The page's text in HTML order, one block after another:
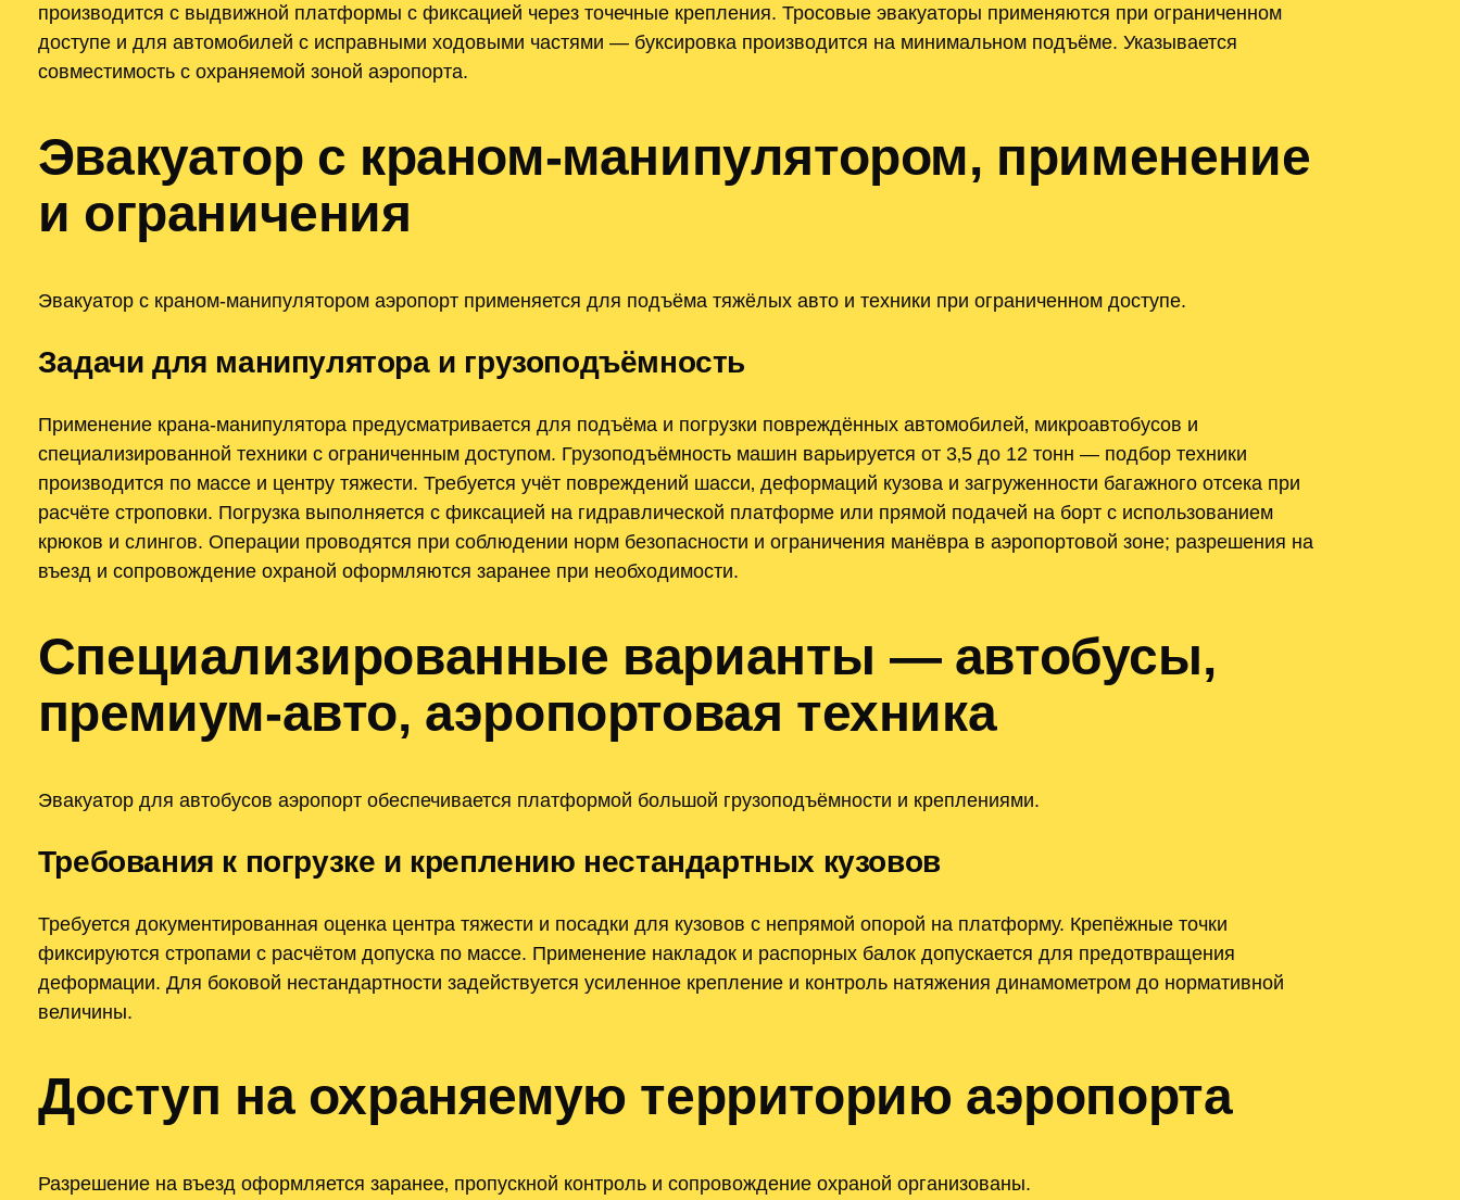
производится с выдвижной платформы с фиксацией через точечные крепления. Тросовые эвакуаторы применяются при ограниченном
доступе и для автомобилей с исправными ходовыми частями — буксировка производится на минимальном подъёме. Указывается
совместимость с охраняемой зоной аэропорта.
Эвакуатор с краном-манипулятором, применение
и ограничения
Эвакуатор с краном-манипулятором аэропорт применяется для подъёма тяжёлых авто и техники при ограниченном доступе.
Задачи для манипулятора и грузоподъёмность
Применение крана-манипулятора предусматривается для подъёма и погрузки повреждённых автомобилей‚ микроавтобусов и
специализированной техники с ограниченным доступом. Грузоподъёмность машин варьируется от 3‚5 до 12 тонн — подбор техники
производится по массе и центру тяжести. Требуется учёт повреждений шасси‚ деформаций кузова и загруженности багажного отсека при
расчёте строповки. Погрузка выполняется с фиксацией на гидравлической платформе или прямой подачей на борт с использованием
крюков и слингов. Операции проводятся при соблюдении норм безопасности и ограничения манёвра в аэропортовой зоне; разрешения на
въезд и сопровождение охраной оформляются заранее при необходимости.
Специализированные варианты — автобусы‚
премиум-авто‚ аэропортовая техника
Эвакуатор для автобусов аэропорт обеспечивается платформой большой грузоподъёмности и креплениями.
Требования к погрузке и креплению нестандартных кузовов
Требуется документированная оценка центра тяжести и посадки для кузовов с непрямой опорой на платформу. Крепёжные точки
фиксируются стропами с расчётом допуска по массе. Применение накладок и распорных балок допускается для предотвращения
деформации. Для боковой нестандартности задействуется усиленное крепление и контроль натяжения динамометром до нормативной
величины.
Доступ на охраняемую территорию аэропорта
Разрешение на въезд оформляется заранее‚ пропускной контроль и сопровождение охраной организованы.